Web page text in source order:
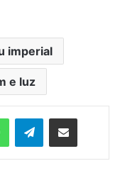
imperial
e luz
Telegram